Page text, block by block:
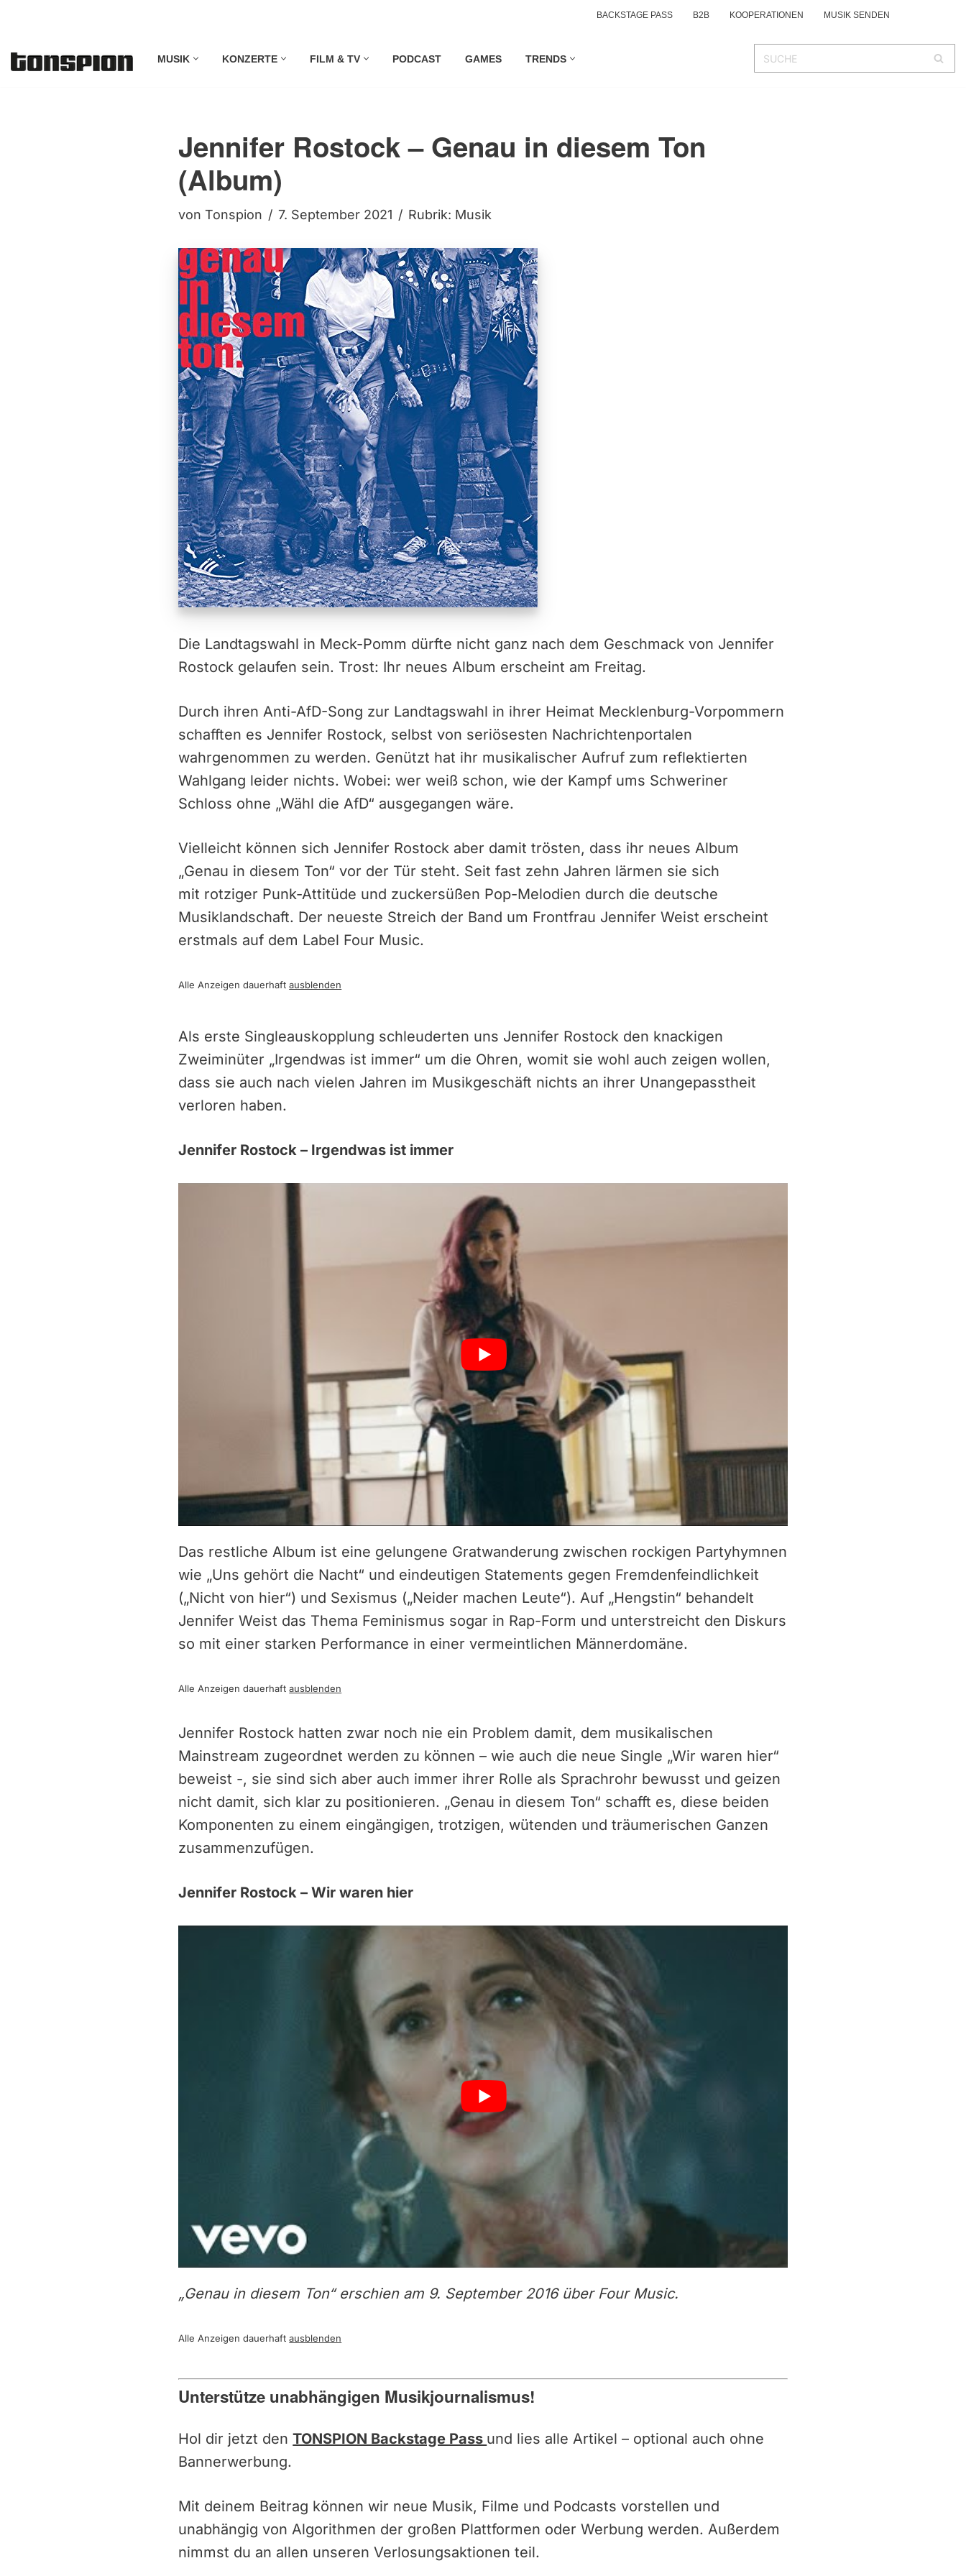
Inhalt
BACKSTAGE PASS B2B KOOPERATIONEN MUSIK SENDEN
MUSIK KONZERTE FILM & TV PODCAST GAMES TRENDS
Jennifer Rostock – Genau in diesem Ton
(Album)
vonTonspion 7. September 2021 Rubrik: Musik
Die Landtagswahl in Meck-Pomm dürfte nicht ganz nach dem Geschmack von Jennifer
Rostock gelaufen sein. Trost: Ihr neues Album erscheint am Freitag.
Durch ihren Anti-AfD-Song zur Landtagswahl in ihrer Heimat Mecklenburg-Vorpommern
schafften es Jennifer Rostock, selbst von seriösesten Nachrichtenportalen
wahrgenommen zu werden. Genützt hat ihr musikalischer Aufruf zum reflektierten
Wahlgang leider nichts. Wobei: wer weiß schon, wie der Kampf ums Schweriner
Schloss ohne „Wähl die AfD“ ausgegangen wäre.
Vielleicht können sich Jennifer Rostock aber damit trösten, dass ihr neues Album
„Genau in diesem Ton“ vor der Tür steht. Seit fast zehn Jahren lärmen sie sich
mit rotziger Punk-Attitüde und zuckersüßen Pop-Melodien durch die deutsche
Musiklandschaft. Der neueste Streich der Band um Frontfrau Jennifer Weist erscheint
erstmals auf dem Label Four Music.
Alle Anzeigen dauerhaftausblenden
Als erste Singleauskopplung schleuderten uns Jennifer Rostock den knackigen
Zweiminüter „Irgendwas ist immer“ um die Ohren, womit sie wohl auch zeigen wollen,
dass sie auch nach vielen Jahren im Musikgeschäft nichts an ihrer Unangepasstheit
verloren haben.
Jennifer Rostock – Irgendwas ist immer
Das restliche Album ist eine gelungene Gratwanderung zwischen rockigen Partyhymnen
wie „Uns gehört die Nacht“ und eindeutigen Statements gegen Fremdenfeindlichkeit
(„Nicht von hier“) und Sexismus („Neider machen Leute“). Auf „Hengstin“ behandelt
Jennifer Weist das Thema Feminismus sogar in Rap-Form und unterstreicht den Diskurs
so mit einer starken Performance in einer vermeintlichen Männerdomäne.
Alle Anzeigen dauerhaftausblenden
Jennifer Rostock hatten zwar noch nie ein Problem damit, dem musikalischen
Mainstream zugeordnet werden zu können – wie auch die neue Single „Wir waren hier“
beweist -, sie sind sich aber auch immer ihrer Rolle als Sprachrohr bewusst und geizen
nicht damit, sich klar zu positionieren. „Genau in diesem Ton“ schafft es, diese beiden
Komponenten zu einem eingängigen, trotzigen, wütenden und träumerischen Ganzen
zusammenzufügen.
Jennifer Rostock – Wir waren hier
„Genau in diesem Ton“ erschien am 9. September 2016 über Four Music.
Alle Anzeigen dauerhaftausblenden
Unterstütze unabhängigen Musikjournalismus!
Hol dir jetzt denTONSPION Backstage Pass und lies alle Artikel – optional auch ohne
Bannerwerbung.
Mit deinem Beitrag können wir neue Musik, Filme und Podcasts vorstellen und
unabhängig von Algorithmen der großen Plattformen oder Werbung werden. Außerdem
nimmst du an allen unseren Verlosungsaktionen teil.